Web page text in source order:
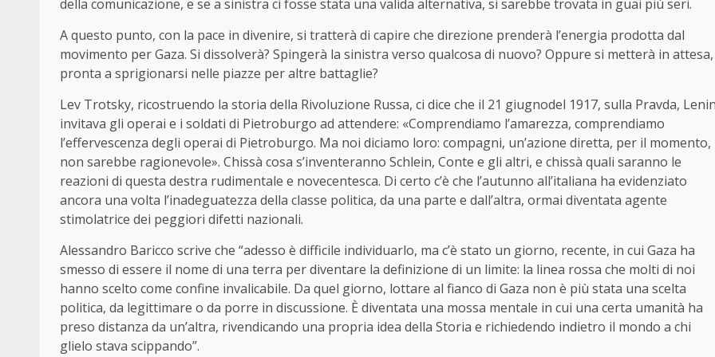
della comunicazione, e se a sinistra ci fosse stata una valida alternativa, si sarebbe trovata in guai più seri.
A questo punto, con la pace in divenire, si tratterà di capire che direzione prenderà l’energia prodotta dal
movimento per Gaza. Si dissolverà? Spingerà la sinistra verso qualcosa di nuovo? Oppure si metterà in attesa,
pronta a sprigionarsi nelle piazze per altre battaglie?
Lev Trotsky, ricostruendo la storia della Rivoluzione Russa, ci dice che il 21 giugnodel 1917, sulla Pravda,
invitava gli operai e i soldati di Pietroburgo ad attendere: «Comprendiamo l’amarezza, comprendiamo
l’effervescenza degli operai di Pietroburgo. Ma noi diciamo loro: compagni, un’azione diretta, per il momento,
non sarebbe ragionevole». Chissà cosa s’inventeranno Schlein, Conte e gli altri, e chissà quali saranno le
reazioni di questa destra rudimentale e novecentesca. Di certo c’è che l’autunno all’italiana ha evidenziato
ancora una volta l’inadeguatezza della classe politica, da una parte e dall’altra, ormai diventata agente
stimolatrice dei peggiori difetti nazionali.
Alessandro Baricco scrive che “adesso è difficile individuarlo, ma c’è stato un giorno, recente, in cui Gaza ha
smesso di essere il nome di una terra per diventare la definizione di un limite: la linea rossa che molti di noi
hanno scelto come confine invalicabile. Da quel giorno, lottare al fianco di Gaza non è più stata una scelta
politica, da legittimare o da porre in discussione. È diventata una mossa mentale in cui una certa umanità ha
preso distanza da un’altra, rivendicando una propria idea della Storia e richiedendo indietro il mondo a chi
glielo stava scippando”.